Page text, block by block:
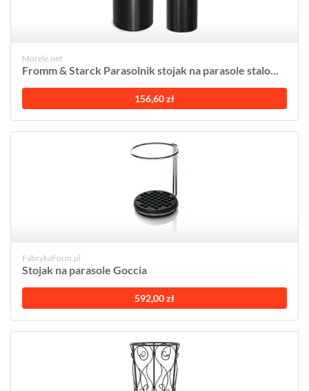
Morele.net
Fromm & Starck Parasolnik stojak na parasole stalo...
156,60 zł
FabrykaForm.pl
Stojak na parasole Goccia
592,00 zł